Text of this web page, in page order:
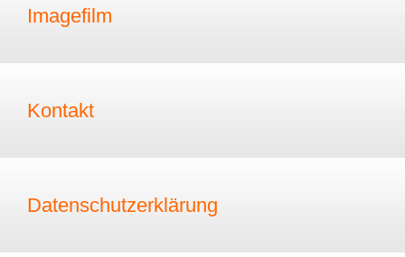
Imagefilm
Kontakt
Datenschutzerklärung